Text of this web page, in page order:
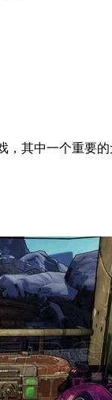
，其中一个重要